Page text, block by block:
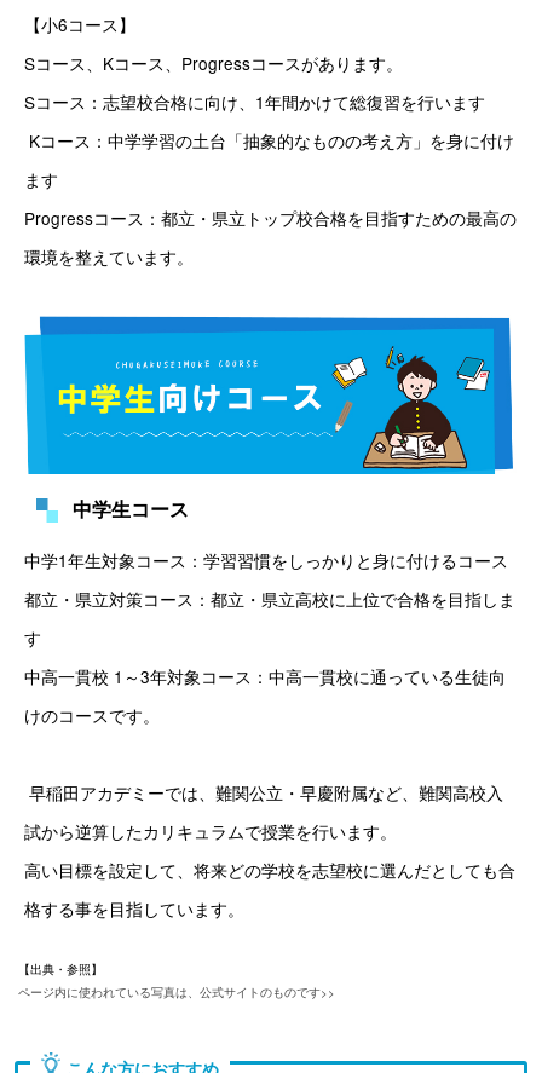
【小6コース】
Sコース、Kコース、Progressコースがあります。
Sコース：志望校合格に向け、1年間かけて総復習を行います
Kコース：中学学習の土台「抽象的なものの考え方」を身に付け
ます
Progressコース：都立・県立トップ校合格を目指すための最高の
環境を整えています。
中学生コース
中学1年生対象コース：学習習慣をしっかりと身に付けるコース
都立・県立対策コース：都立・県立高校に上位で合格を目指しま
す
中高一貫校 1～3年対象コース：中高一貫校に通っている生徒向
けのコースです。
早稲田アカデミーでは、難関公立・早慶附属など、難関高校入
試から逆算したカリキュラムで授業を行います。
高い目標を設定して、将来どの学校を志望校に選んだとしても合
格する事を目指しています。
【出典・参照】
ページ内に使われている写真は、公式サイトのものです>>